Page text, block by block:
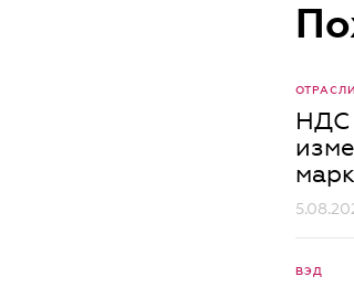
ОТРАСЛИ
НДС
ВЭД